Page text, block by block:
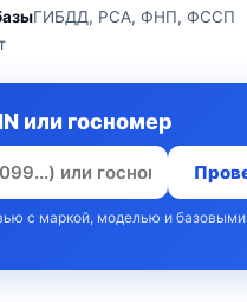
ГИБДД, РСА, ФНП, ФССП
или госномер
с маркой, моделью и